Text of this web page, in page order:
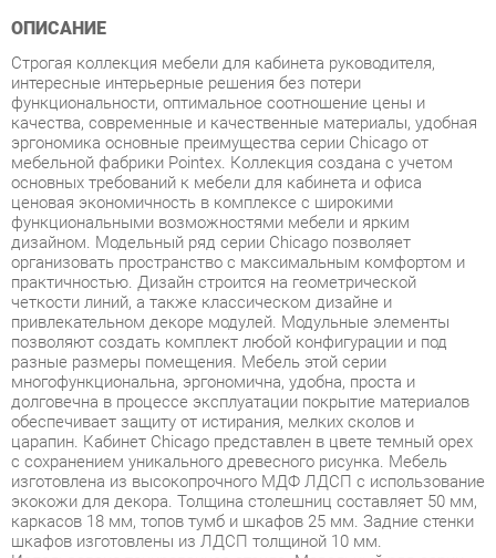
интересные интерьерные решения без потери
функциональности, оптимальное соотношение цены и
качества, современные и качественные материалы, удобная
эргономика основные преимущества серии Chicago от
мебельной фабрики Pointex. Коллекция создана с учетом
основных требований к мебели для кабинета и офиса
ценовая экономичность в комплексе с широкими
функциональными возможностями мебели и ярким
дизайном. Модельный ряд серии Chicago позволяет
организовать пространство с максимальным комфортом и
практичностью. Дизайн строится на геометрической
четкости линий, а также классическом дизайне и
привлекательном декоре модулей. Модульные элементы
позволяют создать комплект любой конфигурации и под
разные размеры помещения. Мебель этой серии
многофункциональна, эргономична, удобна, проста и
долговечна в процессе эксплуатации покрытие материалов
обеспечивает защиту от истирания, мелких сколов и
царапин. Кабинет Chicago представлен в цвете темный орех
с сохранением уникального древесного рисунка. Мебель
изготовлена из высокопрочного МДФ ЛДСП с использование
экокожи для декора. Толщина столешниц составляет 50 мм,
каркасов 18 мм, топов тумб и шкафов 25 мм. Задние стенки
шкафов изготовлены из ЛДСП толщиной 10 мм.
Использовано тонированное стекло. Модельный ряд серии
Chicago соответствует всем требованиям функциональности
рабочего пространства, что позволяет создавать удобные и
современные мебельные композиции различного